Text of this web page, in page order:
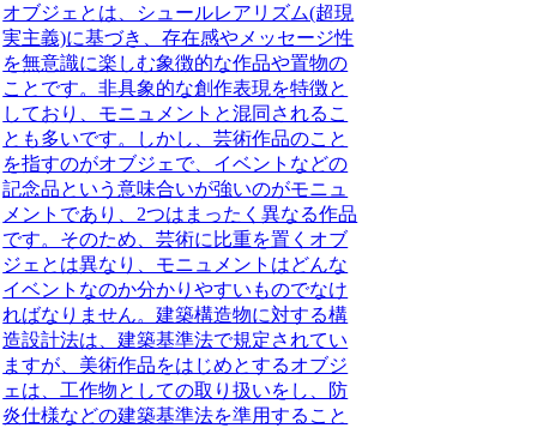
オブジェとは、シュールレアリズム(超現
実主義)に基づき、存在感やメッセージ性
を無意識に楽しむ象徴的な作品や置物の
ことです。非具象的な創作表現を特徴と
しており、モニュメントと混同されるこ
とも多いです。しかし、芸術作品のこと
を指すのがオブジェで、イベントなどの
記念品という意味合いが強いのがモニュ
メントであり、2つはまったく異なる作品
です。そのため、芸術に比重を置くオブ
ジェとは異なり、モニュメントはどんな
イベントなのか分かりやすいものでなけ
ればなりません。建築構造物に対する構
造設計法は、建築基準法で規定されてい
ますが、美術作品をはじめとするオブジ
ェは、工作物としての取り扱いをし、防
炎仕様などの建築基準法を準用すること